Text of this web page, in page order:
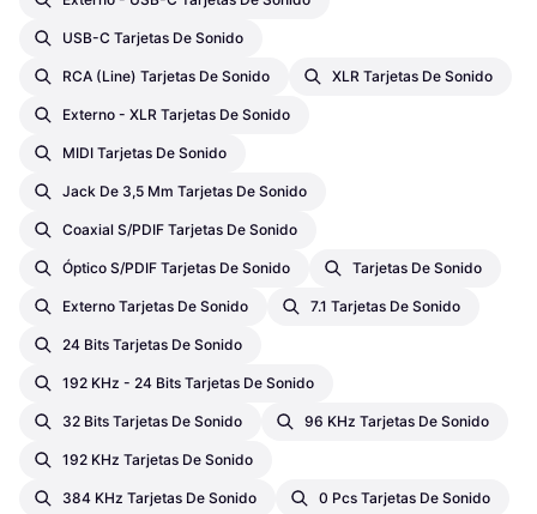
USB-C Tarjetas De Sonido
RCA (Line) Tarjetas De Sonido XLR Tarjetas De Sonido
Externo - XLR Tarjetas De Sonido
MIDI Tarjetas De Sonido
Jack De 3,5 Mm Tarjetas De Sonido
Coaxial S/PDIF Tarjetas De Sonido
Óptico S/PDIF Tarjetas De Sonido Tarjetas De Sonido
Externo Tarjetas De Sonido 7.1 Tarjetas De Sonido
24 Bits Tarjetas De Sonido
192 KHz - 24 Bits Tarjetas De Sonido
32 Bits Tarjetas De Sonido 96 KHz Tarjetas De Sonido
192 KHz Tarjetas De Sonido
384 KHz Tarjetas De Sonido 0 Pcs Tarjetas De Sonido